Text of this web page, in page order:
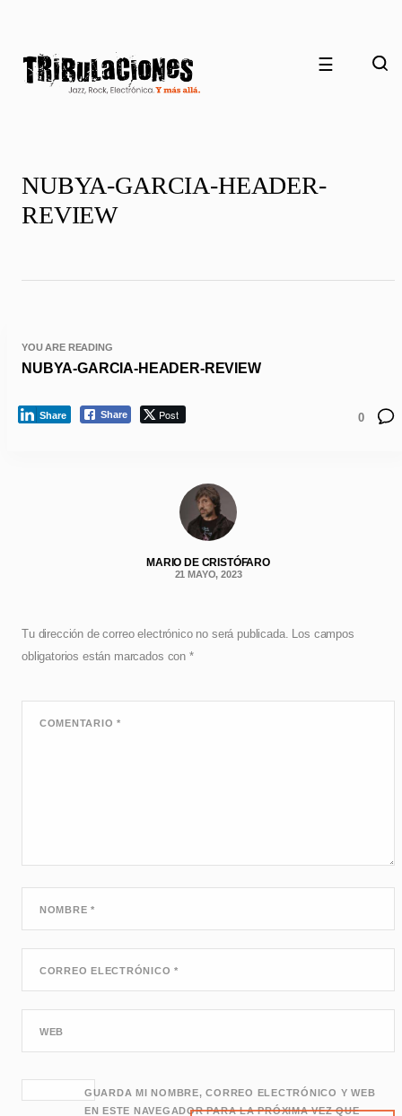
☰
NUBYA-GARCIA-HEADER-
REVIEW
YOU ARE READING
NUBYA-GARCIA-HEADER-REVIEW
Share Post
Share 0
MARIO DE CRISTÓFARO
21 MAYO, 2023
Tu dirección de correo electrónico no será publicada. Los campos
obligatorios están marcados con *
COMENTARIO*
NOMBRE*
CORREO ELECTRÓNICO*
WEB
GUARDA MI NOMBRE, CORREO ELECTRÓNICO Y WEB
EN ESTE NAVEGADOR PARA LA PRÓXIMA VEZ QUE